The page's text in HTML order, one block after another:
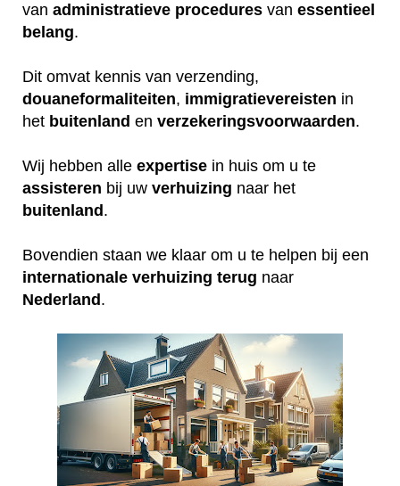
van administratieve procedures van essentieel
belang.
Dit omvat kennis van verzending,
douaneformaliteiten, immigratievereisten in
het buitenland en verzekeringsvoorwaarden.
Wij hebben alle expertise in huis om u te
assisteren bij uw verhuizing naar het
buitenland.
Bovendien staan we klaar om u te helpen bij een
internationale verhuizing terug naar
Nederland.